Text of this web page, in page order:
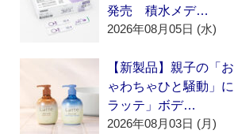
発売 積水メデ…
2026年08月05日 (水)
【新製品】親子の「
ゃわちゃひと騒動」
ラッテ」ボデ…
2026年08月03日 (月)